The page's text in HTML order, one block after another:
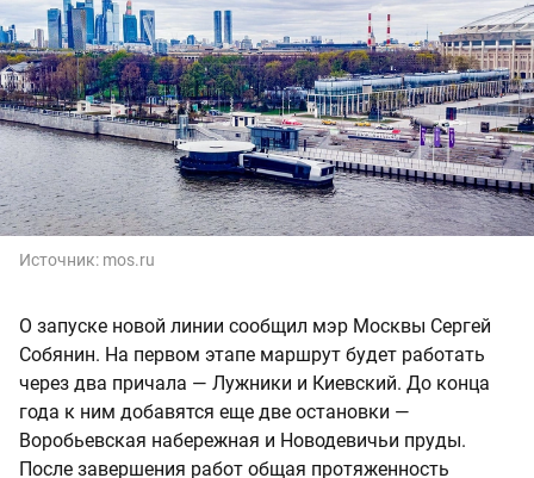
Источник: mos.ru
О запуске новой линии сообщил мэр Москвы Сергей
Собянин. На первом этапе маршрут будет работать
через два причала — Лужники и Киевский. До конца
года к ним добавятся еще две остановки —
Воробьевская набережная и Новодевичьи пруды.
После завершения работ общая протяженность